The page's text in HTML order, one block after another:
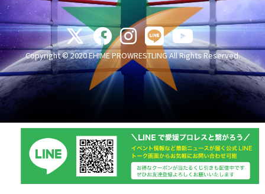
Copyright © 2020 EHIME PROWRESTLING All Rights Reserved.